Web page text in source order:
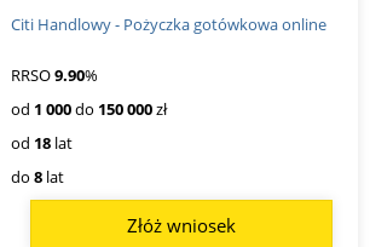
Citi Handlowy - Pożyczka gotówkowa online
RRSO9.90%
od 1 000do 150 000zł
od 18 lat
do 8 lat
Złóż wniosek